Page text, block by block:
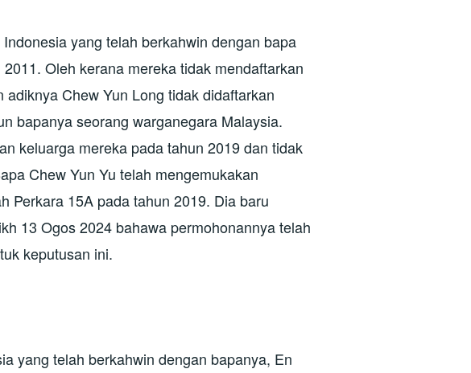
yang telah berkahwin dengan bapa
Oleh kerana mereka tidak mendaftarkan
Chew Yun Long tidak didaftarkan
bapanya seorang warganegara Malaysia.
keluarga mereka pada tahun 2019 dan tidak
Chew Yun Yu telah mengemukakan
Perkara 15A pada tahun 2019. Dia baru
13 Ogos 2024 bahawa permohonannya telah
keputusan ini.
yang telah berkahwin dengan bapanya, En